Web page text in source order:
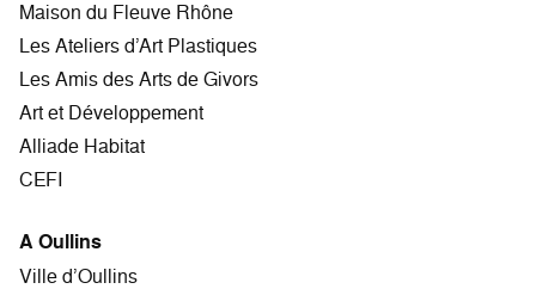
Maison du Fleuve Rhône
Les Ateliers d’Art Plastiques
Les Amis des Arts de Givors
Art et Développement
Alliade Habitat
CEFI
A Oullins
Ville d’Oullins